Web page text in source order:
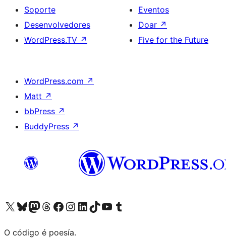
Soporte
Desenvolvedores
WordPress.TV ↗
Eventos
Doar ↗
Five for the Future
WordPress.com ↗
Matt ↗
bbPress ↗
BuddyPress ↗
Visita la cuenta de X (anteriormente Twitter)
Visita a nosa conta de Bluesky
Visita a nosa conta de Mastodon
Visita a nosa conta de Threads
Visita a nosa páxina de Facebook
Visita a nosa conta de Instagram
Visita a nosa conta de LinkedIn
Visita a nosa conta de TikTok
Visita a nosa canle de YouTube
Visita a nosa conta de Tumblr
O código é poesía.